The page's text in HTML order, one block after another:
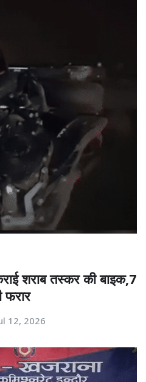
शराब तस्कर की बाइक,7
फरार
12, 2026